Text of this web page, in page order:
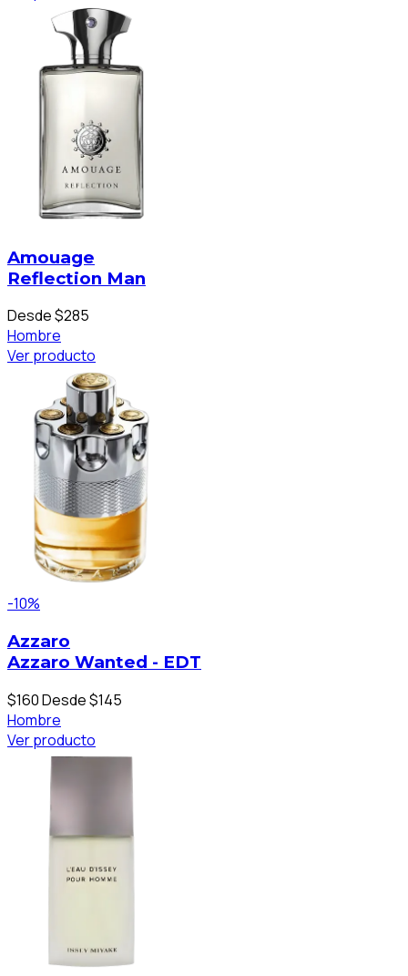
Amouage
Reflection Man
Desde $285
Hombre
Ver producto
-10%
Azzaro
Azzaro Wanted - EDT
$160Desde $145
Hombre
Ver producto